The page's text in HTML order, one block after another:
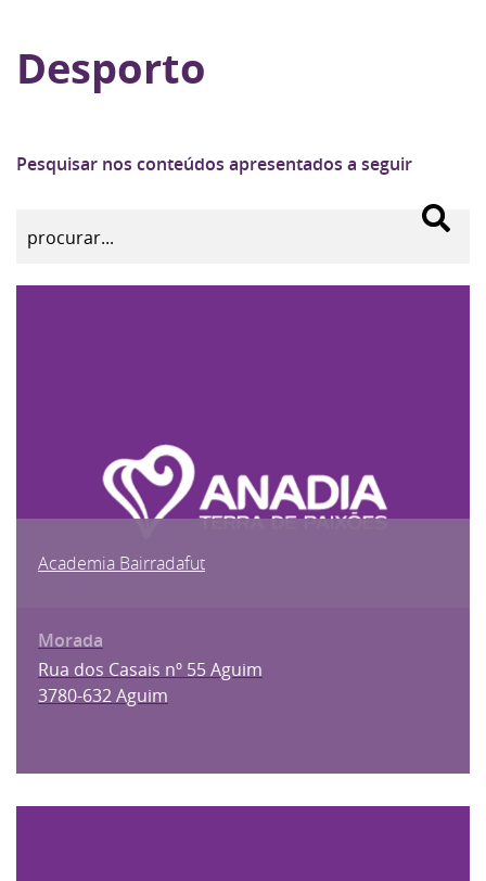
Desporto
Pesquisar nos conteúdos apresentados a seguir
Academia Bairradafut
Rua dos Casais nº 55 Aguim
3780-632 Aguim